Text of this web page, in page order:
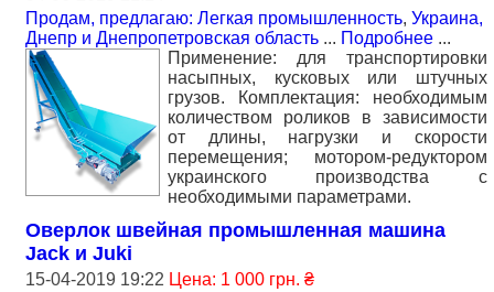
Продам, предлагаю: Легкая промышленность, Украина,
Днепр и Днепропетровская область ... Подробнее ...
Применение: для транспортировки
насыпных, кусковых или штучных
грузов. Комплектация: необходимым
количеством роликов в зависимости
от длины, нагрузки и скорости
перемещения; мотором-редуктором
украинского производства с
необходимыми параметрами.
Оверлок швейная промышленная машина
Jack и Juki
15-04-2019 19:22 Цена: 1 000 грн. ₴